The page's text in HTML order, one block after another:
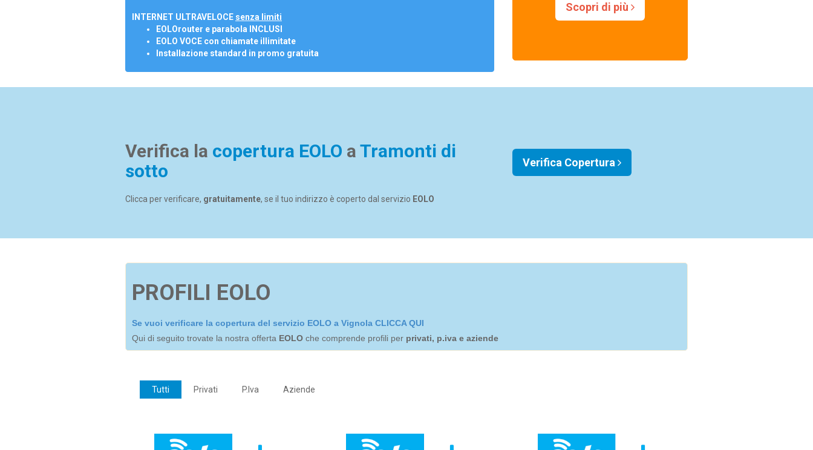
INTERNET ULTRAVELOCE senza limiti
EOLOrouter e parabola INCLUSI
EOLO VOCE con chiamate illimitate
Installazione standard in promo gratuita
Scopri di più
Verifica la copertura EOLO a Tramonti di
sotto
Clicca per verificare, gratuitamente, se il tuo indirizzo è coperto dal servizio EOLO
Verifica Copertura
PROFILI EOLO
Se vuoi verificare la copertura del servizio EOLO a Vignola CLICCA QUI
Qui di seguito trovate la nostra offerta EOLO che comprende profili per privati, p.iva e aziende
Tutti Privati P.Iva Aziende